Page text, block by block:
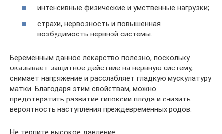
интенсивные физические и умственные нагрузки;
страхи, нервозность и повышенная
возбудимость нервной системы.
Беременным данное лекарство полезно, поскольку
оказывает защитное действие на нервную систему,
снимает напряжение и расслабляет гладкую мускулатуру
матки. Благодаря этим свойствам, можно
предотвратить развитие гипоксии плода и снизить
вероятность наступления преждевременных родов.
Не терпите высокое давление